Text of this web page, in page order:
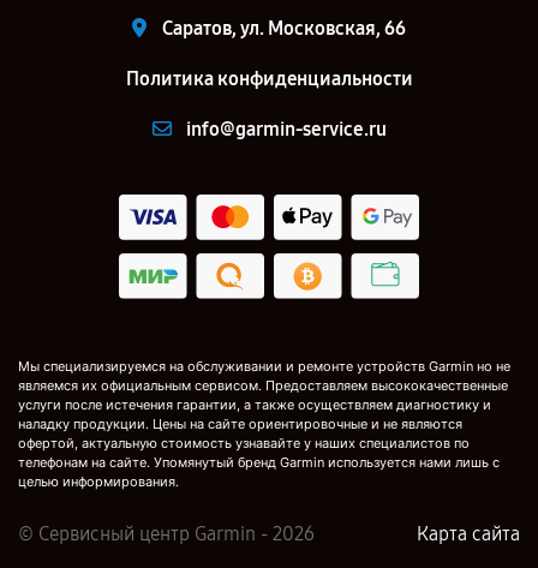
Саратов, ул. Московская, 66
Политика конфиденциальности
info@garmin-service.ru
Мы специализируемся на обслуживании и ремонте устройств Garmin но не
являемся их официальным сервисом. Предоставляем высококачественные
услуги после истечения гарантии, а также осуществляем диагностику и
наладку продукции. Цены на сайте ориентировочные и не являются
офертой, актуальную стоимость узнавайте у наших специалистов по
телефонам на сайте. Упомянутый бренд Garmin используется нами лишь с
целью информирования.
© Сервисный центр Garmin - 2026 Карта сайта